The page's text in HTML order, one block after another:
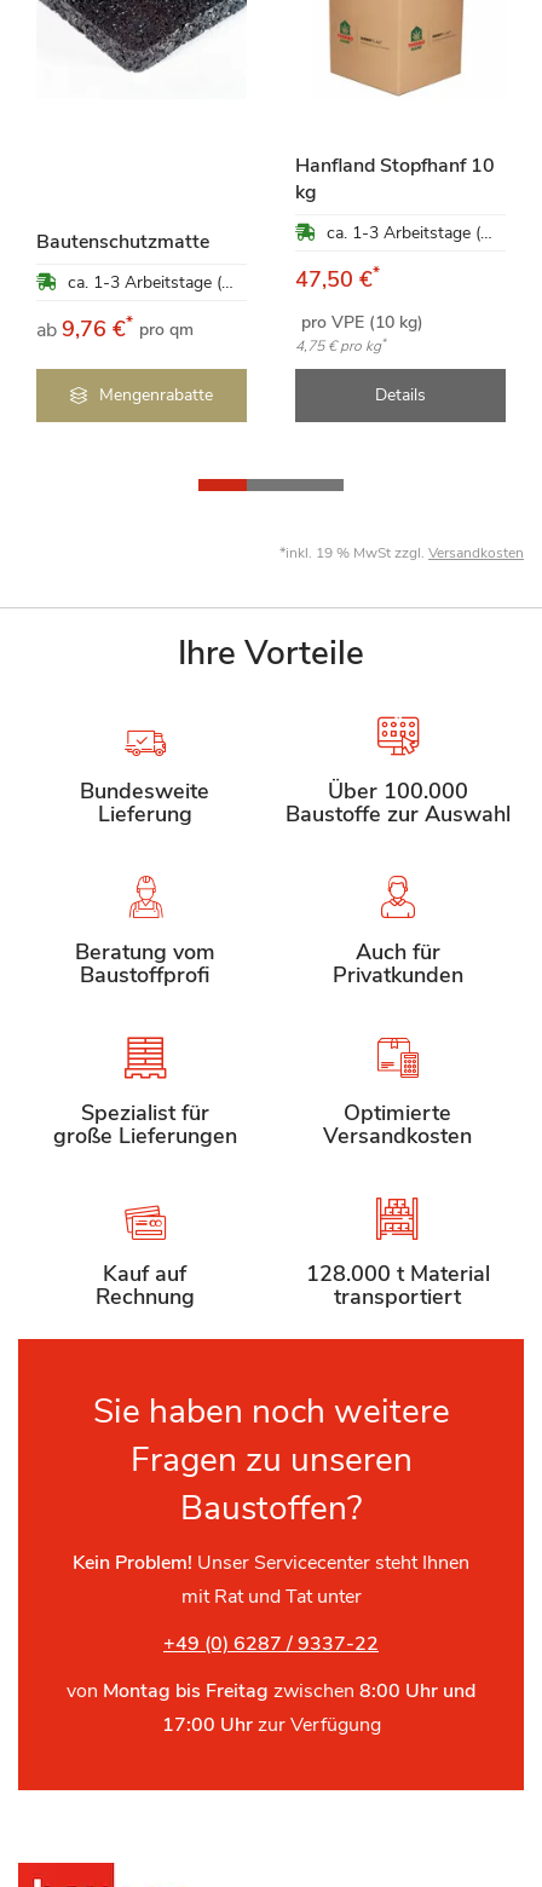
Bautenschutzmatte
ca. 1-3 Arbeitstage (Mo-Fr)
ab9,76 €* pro qm
Mengenrabatte
Hanfland Stopfhanf 10
kg
ca. 1-3 Arbeitstage (Mo-Fr)
47,50 €*
pro VPE (10 kg)
4,75 €pro kg*
Details
*inkl. 19 % MwSt zzgl. Versandkosten
Ihre Vorteile
Bundesweite
Lieferung
Über 100.000
Baustoffe zur Auswahl
Beratung vom
Baustoffprofi
Auch für
Privatkunden
Spezialist für
große Lieferungen
Optimierte
Versandkosten
Kauf auf
Rechnung
128.000 t Material
transportiert
Sie haben noch weitere
Fragen zu unseren
Baustoffen?
Kein Problem! Unser Servicecenter steht Ihnen
mit Rat und Tat unter
+49 (0) 6287 / 9337-22
von Montag bis Freitag zwischen 8:00 Uhr und
17:00 Uhrzur Verfügung